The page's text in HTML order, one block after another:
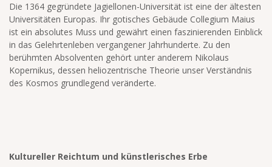
Die 1364 gegründete Jagiellonen-Universität ist eine der ältesten
Universitäten Europas. Ihr gotisches Gebäude Collegium Maius
ist ein absolutes Muss und gewährt einen faszinierenden Einblick
in das Gelehrtenleben vergangener Jahrhunderte. Zu den
berühmten Absolventen gehört unter anderem Nikolaus
Kopernikus, dessen heliozentrische Theorie unser Verständnis
des Kosmos grundlegend veränderte.
Kultureller Reichtum und künstlerisches Erbe